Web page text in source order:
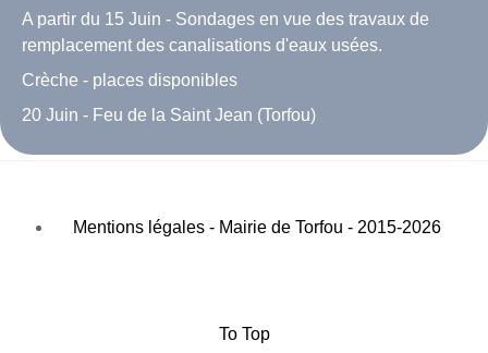
A partir du 15 Juin - Sondages en vue des travaux de
remplacement des canalisations d'eaux usées.
Crèche - places disponibles
20 Juin - Feu de la Saint Jean (Torfou)
Mentions légales - Mairie de Torfou - 2015-2026
To Top